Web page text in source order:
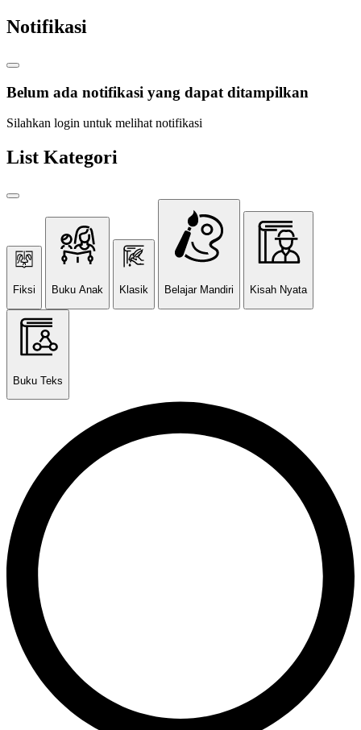
Notifikasi
Belum ada notifikasi yang dapat ditampilkan
Silahkan login untuk melihat notifikasi
List Kategori
Fiksi Buku Anak Klasik Belajar Mandiri Kisah Nyata
Buku Teks